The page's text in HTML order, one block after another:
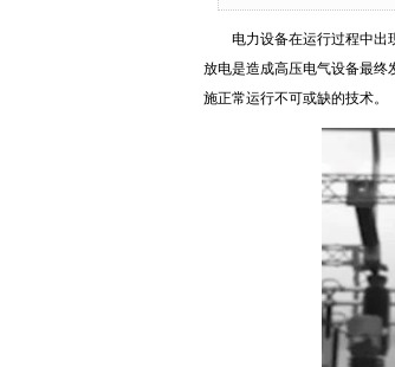
电力设备在运行过程中出现
放电是造成高压电气设备最终
施正常运行不可或缺的技术。